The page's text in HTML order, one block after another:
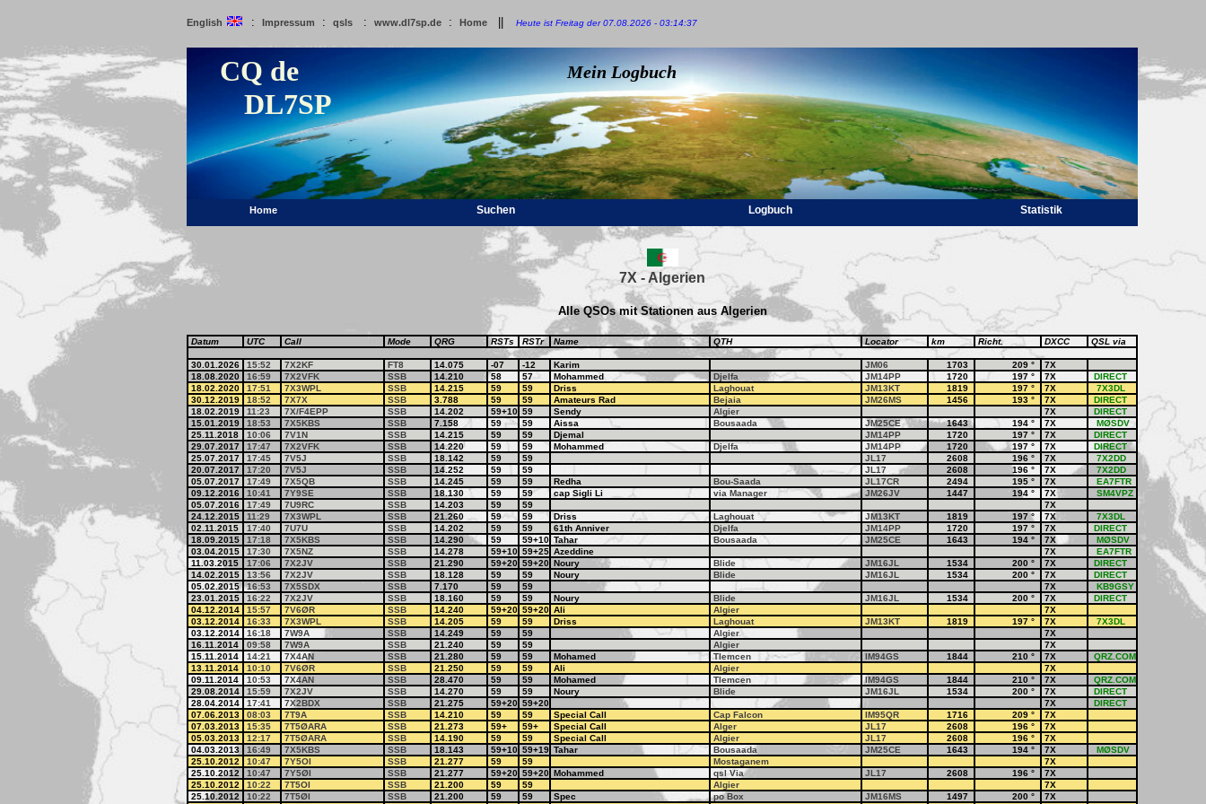
English : Impressum : qsls : www.dl7sp.de : Home Heute ist Freitag der 07.08.2026 - 03:14:37
CQ de
DL7SP
Mein Logbuch
Home Suchen Logbuch Statistik
7X - Algerien
Alle QSOs mit Stationen aus Algerien
Datum UTC Call Mode QRG RSTs RSTr Name QTH Locator km Richt. DXCC QSL via
30.01.2026 15:52 7X2KF FT8 14.075 -07 -12 Karim JM06 1703 209 °
7X
18.08.2020
16:59 7X2VFK SSB 14.210 58 57 Mohammed Djelfa JM14PP 1720 197 ° 7X
DIRECT
18.02.2020
17:51 7X3WPL SSB 14.215 59 59 Driss Laghouat JM13KT 1819 197 ° 7X
7X3DL
30.12.2019
18:52 7X7X SSB 3.788 59 59 Amateurs Rad Bejaia JM26MS 1456 193 ° 7X
DIRECT
18.02.2019
11:23 7X/F4EPP SSB 14.202 59+10 59 Sendy Algier 7X
DIRECT
15.01.2019
18:53 7X5KBS SSB 7.158 59 59 Aissa Bousaada JM25CE 1643 194 ° 7X
MØSDV
25.11.2018
10:06 7V1N SSB 14.215 59 59 Djemal JM14PP 1720 197 ° 7X
DIRECT
29.07.2017
17:47 7X2VFK SSB 14.220 59 59 Mohammed Djelfa JM14PP 1720 197 ° 7X
DIRECT
25.07.2017
17:45 7V5J SSB 18.142 59 59 JL17 2608 196 ° 7X
7X2DD
20.07.2017
17:20 7V5J SSB 14.252 59 59 JL17 2608 196 ° 7X
7X2DD
05.07.2017
17:49 7X5QB SSB 14.245 59 59 Redha Bou-Saada JL17CR 2494 195 ° 7X
EA7FTR
09.12.2016
10:41 7Y9SE SSB 18.130 59 59 cap Sigli Li via Manager JM26JV 1447 194 ° 7X
SM4VPZ
05.07.2016
17:49 7U9RC SSB 14.203 59 59
7X
24.12.2015
11:29 7X3WPL SSB 21.260 59 59 Driss Laghouat JM13KT 1819 197° 7X
7X3DL
02.11.2015
17:40 7U7U SSB 14.202 59 59 61th Anniver Djelfa JM14PP 1720 197 ° 7X
DIRECT
18.09.2015
17:18 7X5KBS SSB 14.290 59 59+10 Tahar Bousaada JM25CE 1643 194 ° 7X
MØSDV
03.04.2015
17:30 7X5NZ SSB 14.278 59+10 59+25 Azeddine 7X
EA7FTR
11.03.2015
17:06 7X2JV SSB 21.290 59+20 59+20 Noury Blide JM16JL 1534 200 ° 7X
DIRECT
14.02.2015
13:56 7X2JV SSB 18.128 59 59 Noury Blide JM16JL 1534 200 ° 7X
DIRECT
05.02.2015
16:53 7X5SDX SSB 7.170 59 59 7X
KB9GSY
23.01.2015
16:22 7X2JV SSB 18.160 59 59 Noury Blide JM16JL 1534 200 ° 7X
DIRECT
04.12.2014
15:57 7V6ØR SSB 14.240 59+20 59+20 Ali Algier
7X
03.12.2014
16:33 7X3WPL SSB 14.205 59 59 Driss Laghouat JM13KT 1819 197 ° 7X
7X3DL
03.12.2014
16:18 7W9A SSB 14.249 59 59 Algier
7X
16.11.2014
09:58 7W9A SSB 21.240 59 59 Algier
7X
15.11.2014
14:21 7X4AN SSB 21.280 59 59 Mohamed Tlemcen IM94GS 1844 210 ° 7X
QRZ.COM
13.11.2014
10:10 7V6ØR SSB 21.250 59 59 Ali Algier
7X
09.11.2014
10:53 7X4AN SSB 28.470 59 59 Mohamed Tlemcen IM94GS 1844 210 ° 7X
QRZ.COM
29.08.2014
15:59 7X2JV SSB 14.270 59 59 Noury Blide JM16JL 1534 200 ° 7X
DIRECT
28.04.2014
17:41 7X2BDX SSB 21.275 59+20 59+20 7X
DIRECT
07.06.2013
08:03 7T9A SSB 14.210 59 59 Special Call Cap Falcon IM95QR 1716 209 °
7X
07.03.2013
15:35 7T5ØARA SSB 21.273 59+ 59+ Special Call Alger JL17 2608 196 °
7X
05.03.2013
12:17 7T5ØARA SSB 14.190 59 59 Special Call Algier JL17 2608 196 °
7X
04.03.2013
16:49 7X5KBS SSB 18.143 59+10 59+19 Tahar Bousaada JM25CE 1643 194 ° 7X
MØSDV
25.10.2012
10:47 7Y5OI SSB 21.277 59 59 Mostaganem
7X
25.10.2012
10:47 7Y5ØI SSB 21.277 59+20 59+20 Mohammed qsl Via JL17 2608 196 °
7X
25.10.2012
10:22 7T5OI SSB 21.200 59 59 Algier
7X
25.10.2012
10:22 7T5ØI SSB 21.200 59 59 Spec po Box JM16MS 1497 200 °
7X